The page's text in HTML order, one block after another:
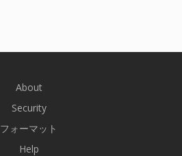
About
Security
フォーマット
Help